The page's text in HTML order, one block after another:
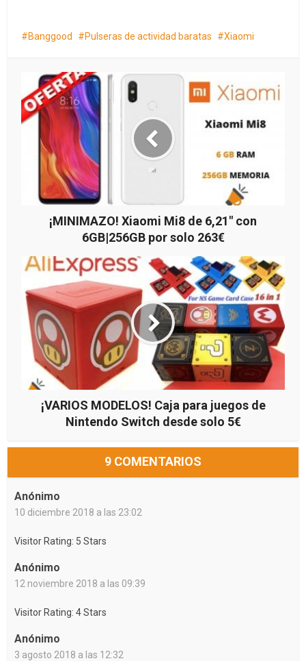
Banggood Pulseras de actividad baratas Xiaomi
¡MINIMAZO! Xiaomi Mi8 de 6,21″ con
6GB|256GB por solo 263€
¡VARIOS MODELOS! Caja para juegos de
Nintendo Switch desde solo 5€
9 COMENTARIOS
Anónimo
10 diciembre 2018 a las 23:02
Visitor Rating: 5 Stars
Anónimo
12 noviembre 2018 a las 09:39
Visitor Rating: 4 Stars
Anónimo
3 agosto 2018 a las 12:32